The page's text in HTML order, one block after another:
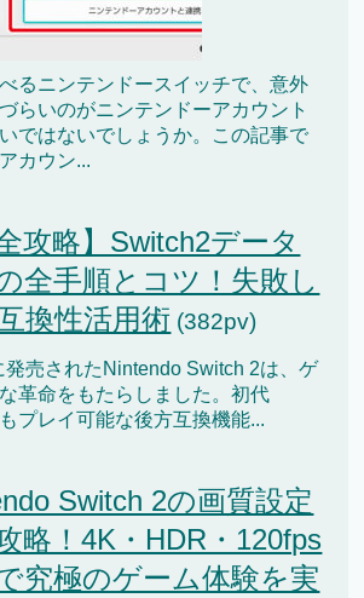
るニンテンドースイッチで、意外
らいのがニンテンドーアカウント
ではないでしょうか。この記事で
カウン...
全攻略】Switch2データ
全手順とコツ！失敗し
換性活用術 (382pv)
発売されたNintendo Switch 2は、ゲ
革命をもたらしました。初代
プレイ可能な後方互換機能...
Switch 2の画質設定
略！4K・HDR・120fps
究極のゲーム体験を実